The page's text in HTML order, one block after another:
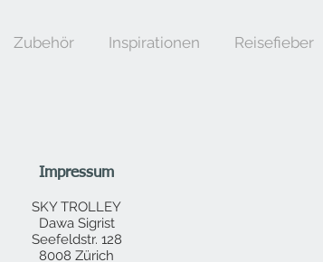
Zubehör Inspirationen Reisefieber
Impressum
SKY TROLLEY
Dawa Sigrist
Seefeldstr. 128
8008 Zürich